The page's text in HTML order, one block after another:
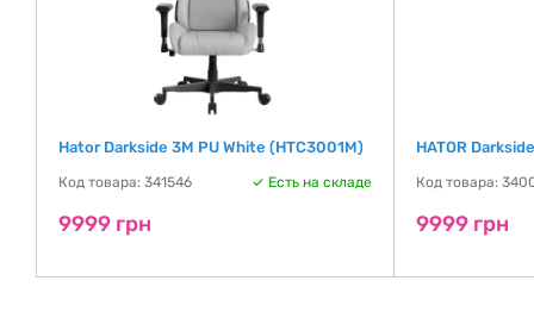
Hator Darkside 3M PU White (HTC3001M)
Код товара: 341546 Есть на складе
9999 грн
HATOR
Код товара:
9999 грн